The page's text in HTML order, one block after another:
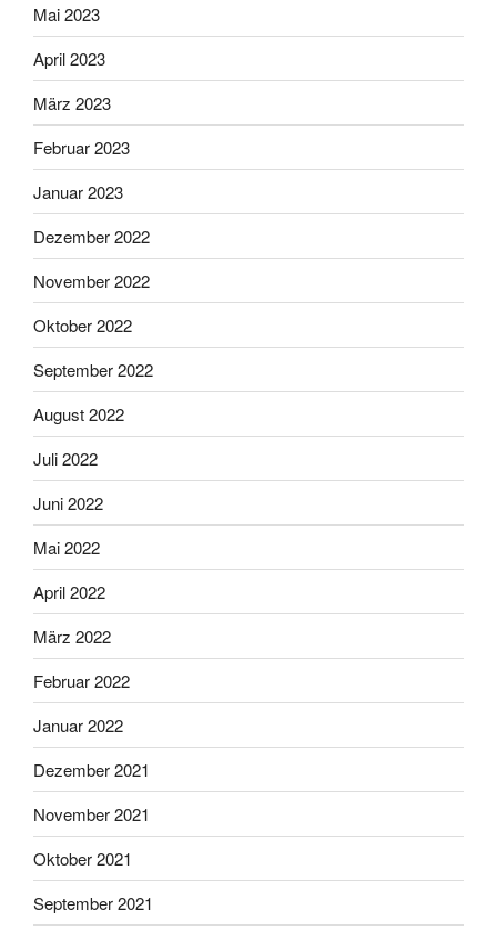
Mai 2023
April 2023
März 2023
Februar 2023
Januar 2023
Dezember 2022
November 2022
Oktober 2022
September 2022
August 2022
Juli 2022
Juni 2022
Mai 2022
April 2022
März 2022
Februar 2022
Januar 2022
Dezember 2021
November 2021
Oktober 2021
September 2021